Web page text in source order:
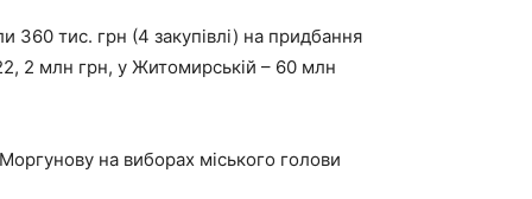
360 тис. грн (4 закупівлі) на придбання
2 млн грн, у Житомирській – 60 млн
на виборах міського голови